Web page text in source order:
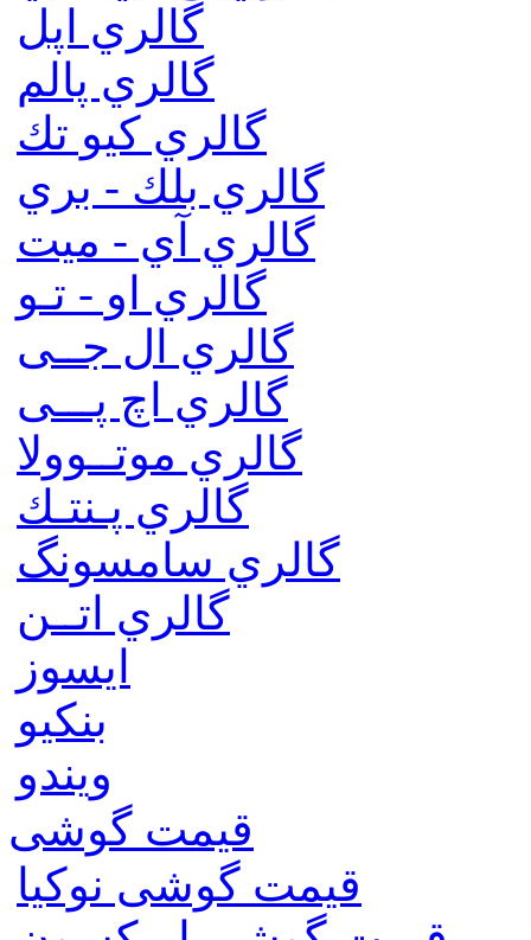
گالري اپل
گالري پالم
گالري كيو تك
گالري بلك - بري
گالري آي - ميت
گالري او - تـو
گالري ال جــی
گالري اچ پـــی
گالري موتــوولا
گالري پـنتـك
گالري سامسونگ
گالري اتــن
ایسوز
بنکیو
ویندو
قیمت گوشی
قیمت گوشی نوكيا